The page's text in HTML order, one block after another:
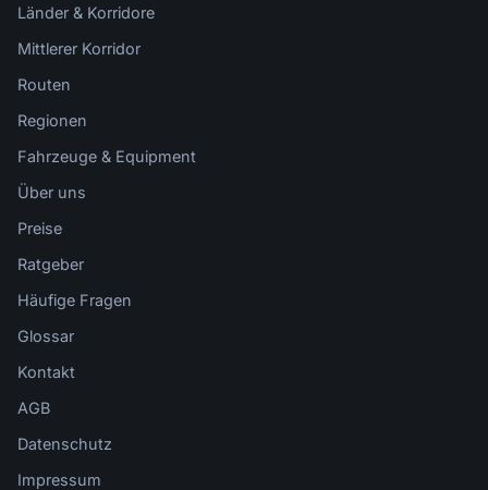
Länder & Korridore
Mittlerer Korridor
Routen
Regionen
Fahrzeuge & Equipment
Über uns
Preise
Ratgeber
Häufige Fragen
Glossar
Kontakt
AGB
Datenschutz
Impressum